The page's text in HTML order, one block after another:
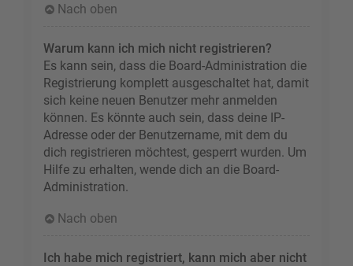
Nach oben
Warum kann ich mich nicht registrieren?
Es kann sein, dass die Board-Administration die
Registrierung komplett ausgeschaltet hat, damit
sich keine neuen Benutzer mehr anmelden
können. Es könnte auch sein, dass deine IP-
Adresse oder der Benutzername, mit dem du
dich registrieren möchtest, gesperrt wurden. Um
Hilfe zu erhalten, wende dich an die Board-
Administration.
Nach oben
Ich habe mich registriert, kann mich aber nicht